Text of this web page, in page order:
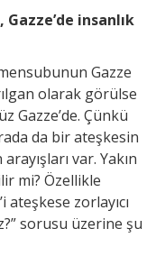
insanlık
Gazze
olarak görülse
Gazze’de. Çünkü
da bir ateşkesin
var. Yakın
mi? Özellikle
zorlayıcı
sorusu üzerine şu